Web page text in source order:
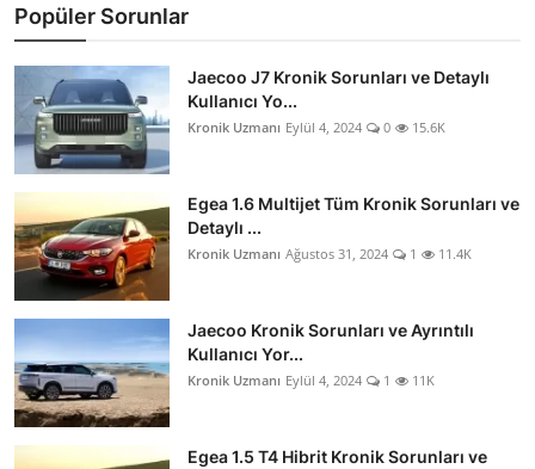
Popüler Sorunlar
Jaecoo J7 Kronik Sorunları ve Detaylı
Kullanıcı Yo...
Kronik Uzmanı Eylül 4, 2024 0 15.6K
Egea 1.6 Multijet Tüm Kronik Sorunları ve
Detaylı ...
Kronik Uzmanı Ağustos 31, 2024 1 11.4K
Jaecoo Kronik Sorunları ve Ayrıntılı
Kullanıcı Yor...
Kronik Uzmanı Eylül 4, 2024 1 11K
Egea 1.5 T4 Hibrit Kronik Sorunları ve